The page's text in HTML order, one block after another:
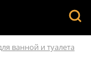
ванной и туалета